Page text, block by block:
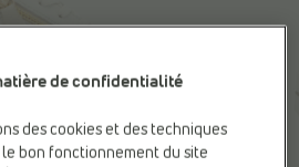
de confidentialité
des cookies et des techniques
le bon fonctionnement du site